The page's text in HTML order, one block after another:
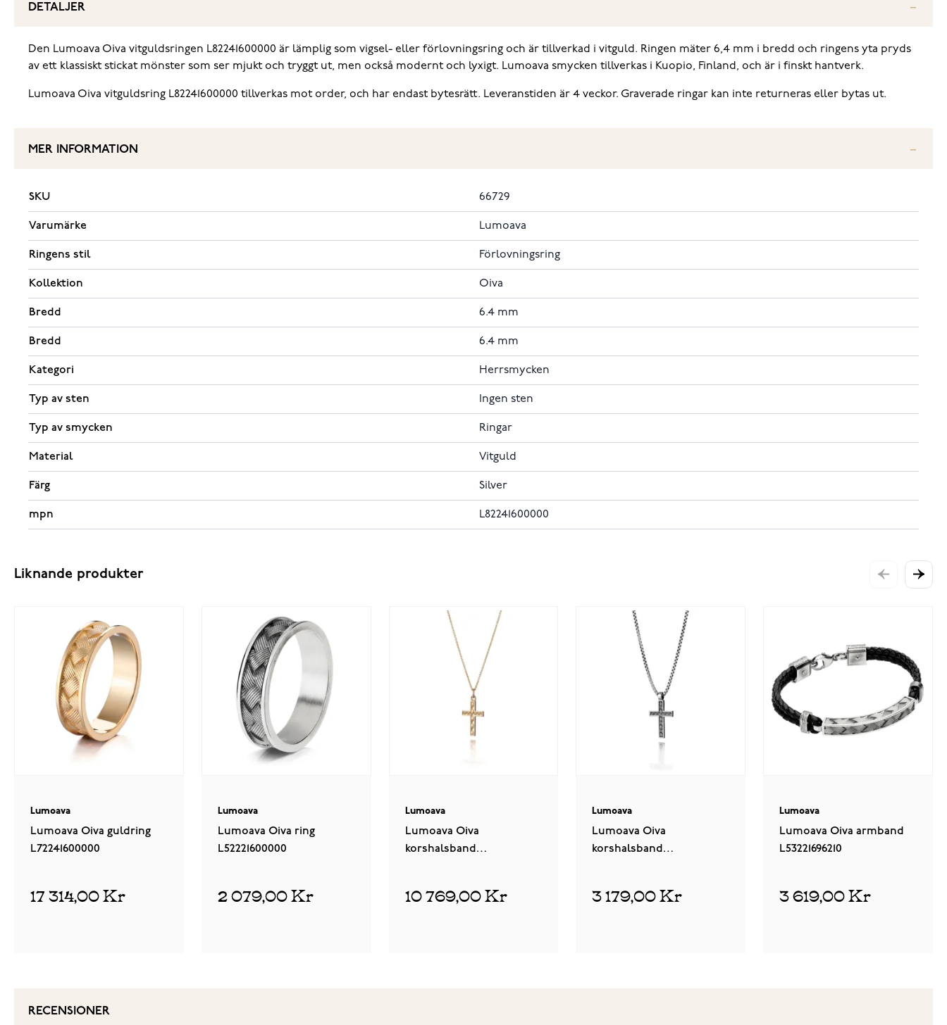
DETALJER
Den Lumoava Oiva vitguldsringen L82241600000 är lämplig som vigsel- eller förlovningsring och är tillverkad i vitguld. Ringen mäter 6,4 mm i bredd och ringens yta pryds
av ett klassiskt stickat mönster som ser mjukt och tryggt ut, men också modernt och lyxigt. Lumoava smycken tillverkas i Kuopio, Finland, och är i finskt hantverk.
Lumoava Oiva vitguldsring L82241600000 tillverkas mot order, och har endast bytesrätt. Leveranstiden är 4 veckor. Graverade ringar kan inte returneras eller bytas ut.
MER INFORMATION
SKU 66729
Varumärke Lumoava
Ringens stil Förlovningsring
Kollektion Oiva
Bredd 6.4 mm
Bredd 6.4 mm
Kategori Herrsmycken
Typ av sten Ingen sten
Typ av smycken Ringar
Material Vitguld
Färg Silver
mpn L82241600000
Liknande produkter
Lumoava
Lumoava Oiva guldring
L72241600000
17 314,00 Kr
Lumoava
Lumoava Oiva ring
L52221600000
2 079,00 Kr
Lumoava
Lumoava Oiva
korshalsband
10 769,00 Kr
Lumoava
Lumoava Oiva
korshalsband
3 179,00 Kr
Lumoava
Lumoava Oiva armband
L53221696210
3 619,00 Kr
RECENSIONER